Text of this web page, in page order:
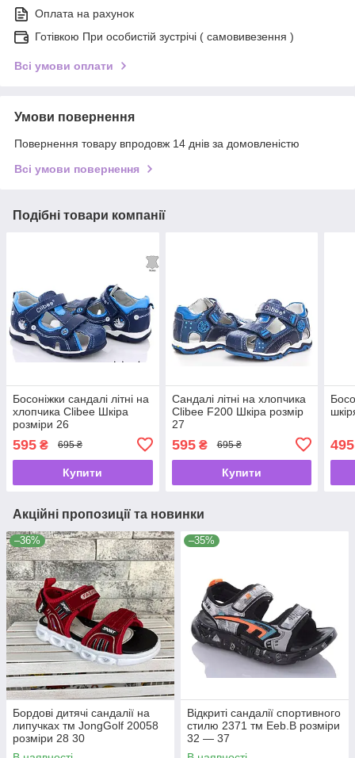
Оплата на рахунок
Готівкою При особистій зустрічі ( самовивезення )
Всі умови оплати
Умови повернення
Повернення товару впродовж 14 днів за домовленістю
Всі умови повернення
Подібні товари компанії
Босоніжки сандалі літні на
хлопчика Clibee Шкіра
розміри 26
595 ₴ 695 ₴
Купити
Cандалі літні на хлопчика
Clibee F200 Шкіра розмір
27
595₴ 695 ₴
Купити
495
Акційні пропозиції та новинки
–36%
Бордові дитячі сандалії на
липучках тм JongGolf 20058
розміри 28 30
–35%
Відкриті сандалії спортивного
стилю 2371 тм Eeb.B розміри
32 — 37